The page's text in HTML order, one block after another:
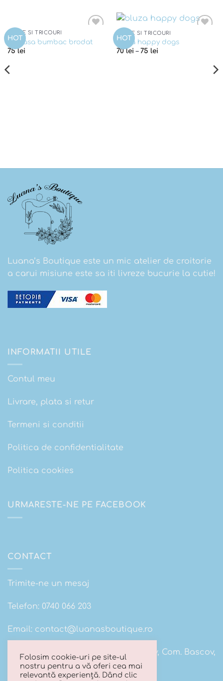
HOT
wishlist
BLUZE SI TRICOURI
Camasa bumbac brodat
75lei
HOT
BLUZE SI TRICOURI
Bluza happy dogs
70lei – 75 lei
Luana’s Boutique este un mic atelier de croitorie
a carui misiune este sa iti livreze bucurie la cutie!
INFORMATII UTILE
Contul meu
Livrare, plata si retur
Termeni si conditii
Politica de confidentialitate
Politica cookies
URMARESTE-NE PE FACEBOOK
CONTACT
Trimite-ne un mesaj
Telefon: 0740 066 203
Email: contact@luanasboutique.ro
Adresa: Str. Scolii nr 16B, Sat. Bascov, Com. Bascov,
Jud Arges
Folosim cookie-uri pe site-ul
nostru pentru a vă oferi cea mai
relevantă experiență. Dând clic